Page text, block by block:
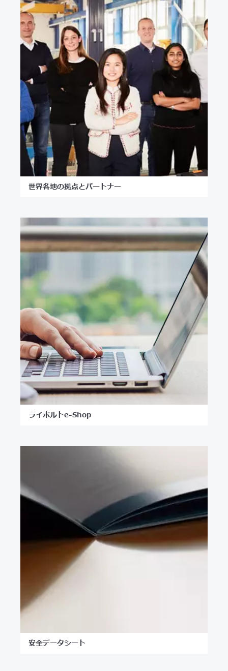
世界各地の拠点とパートナー
ライボルトe-Shop
安全データシート